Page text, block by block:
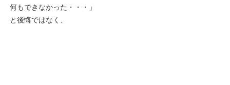
何もできなかった・・・」
と後悔ではなく、